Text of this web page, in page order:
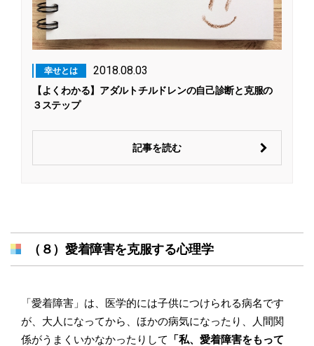
幸せとは 2018.08.03
【よくわかる】アダルトチルドレンの自己診断と克服の
３ステップ
記事を読む
（８）愛着障害を克服する心理学
「愛着障害」は、医学的には子供につけられる病名です
が、大人になってから、ほかの病気になったり、人間関
係がうまくいかなかったりして
「私、愛着障害をもって